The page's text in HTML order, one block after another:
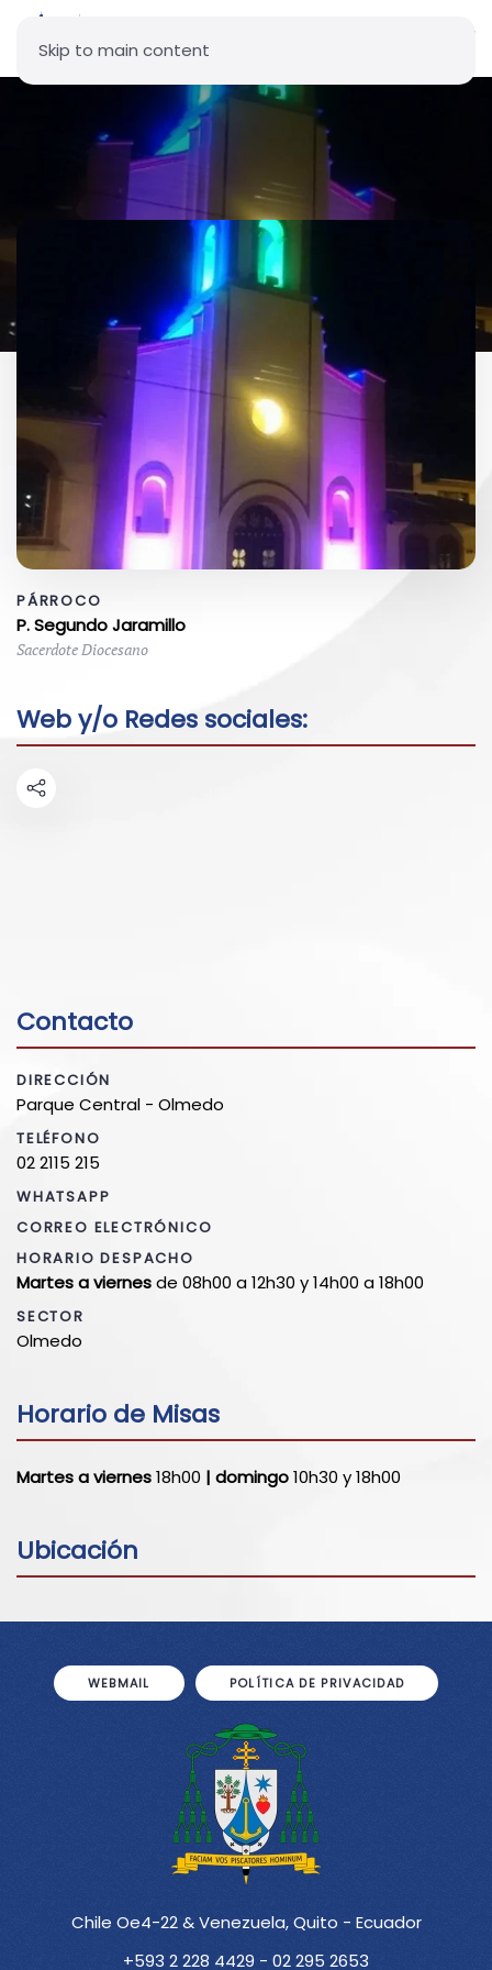
Skip to main content
Parroquia San Juan Bautista -
Olmedo
PÁRROCO
P. Segundo Jaramillo
Sacerdote Diocesano
Web y/o Redes sociales:
Contacto
DIRECCIÓN
Parque Central - Olmedo
TELÉFONO
02 2115 215
WHATSAPP
CORREO ELECTRÓNICO
HORARIO DESPACHO
Martes a viernesde 08h00 a 12h30 y 14h00 a 18h00
SECTOR
Olmedo
Horario de Misas
Martes a viernes18h00 | domingo10h30 y 18h00
Ubicación
WEBMAIL POLÍTICA DE PRIVACIDAD
Chile Oe4-22 & Venezuela, Quito - Ecuador
+593 2 228 4429 - 02 295 2653